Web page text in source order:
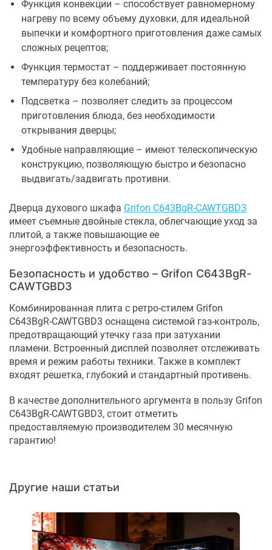
Функция конвекции – способствует равномерному
нагреву по всему объему духовки, для идеальной
выпечки и комфортного приготовления даже самых
сложных рецептов;
Функция термостат – поддерживает постоянную
температуру без колебаний;
Подсветка – позволяет следить за процессом
приготовления блюда, без необходимости
открывания дверцы;
Удобные направляющие – имеют телескопическую
конструкцию, позволяющую быстро и безопасно
выдвигать/задвигать противни.
Дверца духового шкафа Grifon C643BgR-CAWTGBD3
имеет съемные двойные стекла, облегчающие уход за
плитой, а также повышающие ее
энергоэффективность и безопасность.
Безопасность и удобство – Grifon C643BgR-
CAWTGBD3
Комбинированная плита с ретро-стилем Grifon
C643BgR-CAWTGBD3 оснащена системой газ-контроль,
предотвращающий утечку газа при затухании
пламени. Встроенный дисплей позволяет отслеживать
время и режим работы техники. Также в комплект
входят решетка, глубокий и стандартный противень.
В качестве дополнительного аргумента в пользу Grifon
C643BgR-CAWTGBD3, стоит отметить
предоставляемую производителем 30 месячную
гарантию!
Другие наши статьи